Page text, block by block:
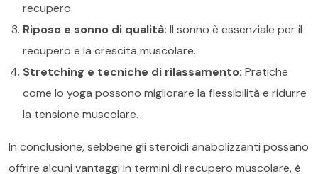
recupero.
Riposo e sonno di qualità: Il sonno è essenziale per il
recupero e la crescita muscolare.
Stretching e tecniche di rilassamento: Pratiche
come lo yoga possono migliorare la flessibilità e ridurre
la tensione muscolare.
In conclusione, sebbene gli steroidi anabolizzanti possano
offrire alcuni vantaggi in termini di recupero muscolare, è